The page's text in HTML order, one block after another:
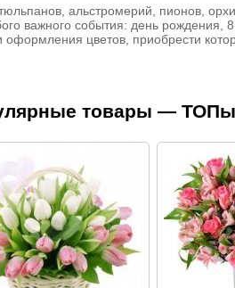
альстромерий, пионов,
важного события: день
цветов, приобрести
товары —